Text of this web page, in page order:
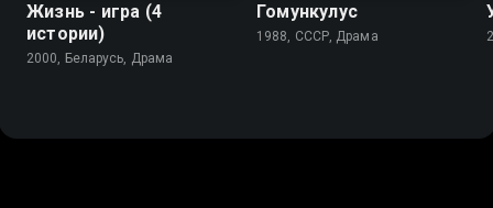
Жизнь - игра (4
истории)
2000, Беларусь, Драма
Гомункулус
1988, СССР, Драма